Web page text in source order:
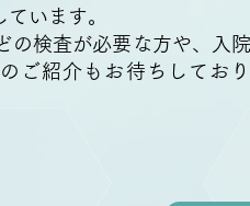
います。
の検査が必要な方や、入
ご紹介もお待ちしてお